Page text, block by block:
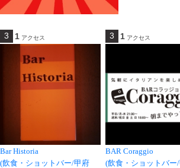
3 1 アクセス
Bar Historia
(飲食・ショットバー/甲府
3 1 アクセス
BAR Coraggio
(飲食・ショットバー